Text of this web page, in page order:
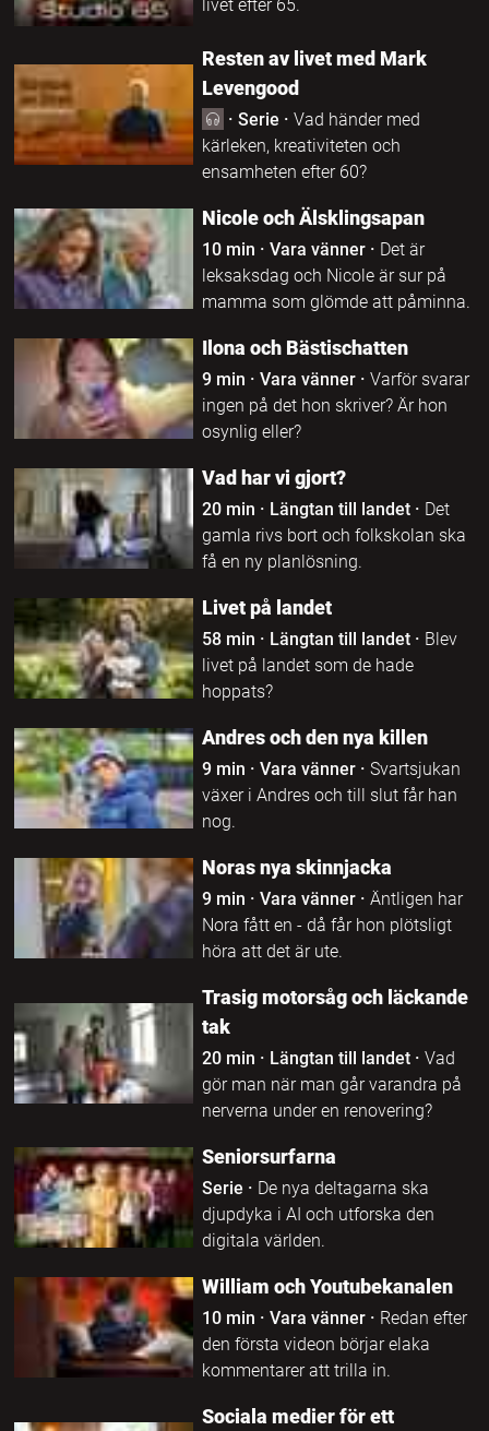
livet efter 65.
Resten av livet med Mark
Levengood
· Serie · Vad händer med
kärleken, kreativiteten och
ensamheten efter 60?
Nicole och Älsklingsapan
10 min · Vara vänner· Det är
leksaksdag och Nicole är sur på
mamma som glömde att påminna.
Ilona och Bästischatten
9 min · Vara vänner· Varför svarar
ingen på det hon skriver? Är hon
osynlig eller?
Vad har vi gjort?
20 min · Längtan till landet· Det
gamla rivs bort och folkskolan ska
få en ny planlösning.
Livet på landet
58 min · Längtan till landet· Blev
livet på landet som de hade
hoppats?
Andres och den nya killen
9 min · Vara vänner· Svartsjukan
växer i Andres och till slut får han
nog.
Noras nya skinnjacka
9 min · Vara vänner· Äntligen har
Nora fått en - då får hon plötsligt
höra att det är ute.
Trasig motorsåg och läckande
tak
20 min · Längtan till landet· Vad
gör man när man går varandra på
nerverna under en renovering?
Seniorsurfarna
Serie · De nya deltagarna ska
djupdyka i AI och utforska den
digitala världen.
William och Youtubekanalen
10 min · Vara vänner· Redan efter
den första videon börjar elaka
kommentarer att trilla in.
Sociala medier för ett